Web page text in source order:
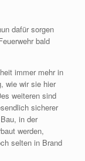
dafür sorgen
bald
immer mehr in
wie wir sie hier
weiteren sind
sicherer
in der
werden,
selten in Brand